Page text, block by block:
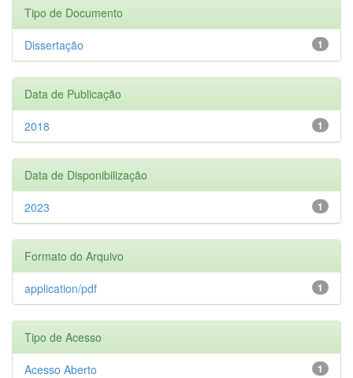
Tipo de Documento
1
Dissertação
Data de Publicação
1
2018
Data de Disponibilização
1
2023
Formato do Arquivo
1
application/pdf
Tipo de Acesso
1
Acesso Aberto